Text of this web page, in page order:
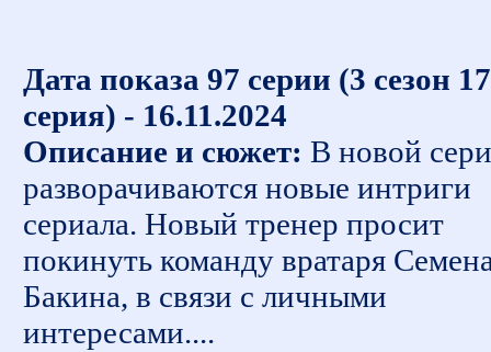
Дата показа 97 серии (3 сезон 17
серия) - 16.11.2024
Описание и сюжет: В новой
разворачиваются новые интриги
сериала. Новый тренер просит
покинуть команду вратаря
Бакина, в связи с личными
интересами....